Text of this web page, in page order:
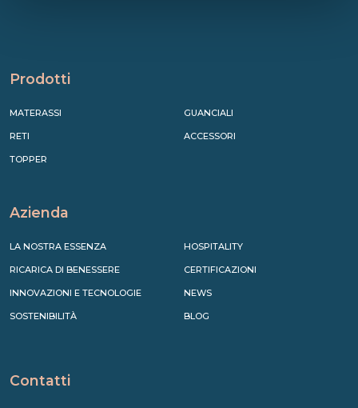
Prodotti
MATERASSI
RETI
TOPPER
GUANCIALI
ACCESSORI
Azienda
LA NOSTRA ESSENZA
RICARICA DI BENESSERE
INNOVAZIONI E TECNOLOGIE
SOSTENIBILITÀ
HOSPITALITY
CERTIFICAZIONI
NEWS
BLOG
Contatti